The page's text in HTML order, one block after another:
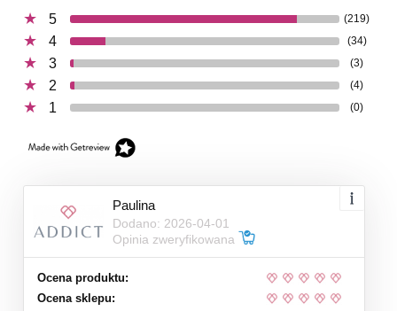
5
(219)
4 (34)
3 (3)
2 (4)
1 (0)
Paulina
Dodano: 2026-04-01
Opinia zweryfikowana
Ocena produktu:
Ocena sklepu: